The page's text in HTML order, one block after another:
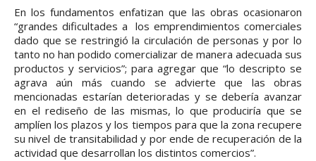
En los fundamentos enfatizan que las obras ocasionaron
“grandes dificultades a los emprendimientos comerciales
dado que se restringió la circulación de personas y por lo
tanto no han podido comercializar de manera adecuada sus
productos y servicios”; para agregar que “lo descripto se
agrava aún más cuando se advierte que las obras
mencionadas estarían deterioradas y se debería avanzar
en el rediseño de las mismas, lo que produciría que se
amplíen los plazos y los tiempos para que la zona recupere
su nivel de transitabilidad y por ende de recuperación de la
actividad que desarrollan los distintos comercios”.